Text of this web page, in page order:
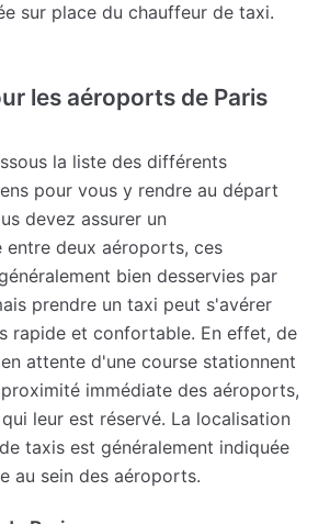
sur place du chauffeur de taxi.
les aéroports de Paris
la liste des différents
pour vous y rendre au départ
devez assurer un
entre deux aéroports, ces
bien desservies par
prendre un taxi peut s'avérer
rapide et confortable. En effet, de
attente d'une course stationnent
immédiate des aéroports,
leur est réservé. La localisation
taxis est généralement indiquée
au sein des aéroports.